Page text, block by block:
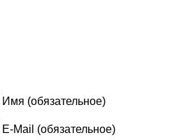
Имя (обязательное)
E-Mail (обязательное)